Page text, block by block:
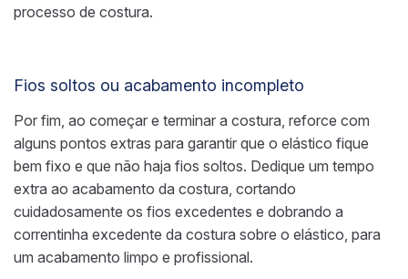
processo de costura.
Fios soltos ou acabamento incompleto
Por fim, ao começar e terminar a costura, reforce com
alguns pontos extras para garantir que o elástico fique
bem fixo e que não haja fios soltos. Dedique um tempo
extra ao acabamento da costura, cortando
cuidadosamente os fios excedentes e dobrando a
correntinha excedente da costura sobre o elástico, para
um acabamento limpo e profissional.